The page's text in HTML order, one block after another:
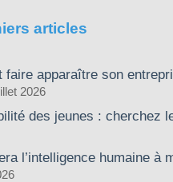
articles
faire apparaître son
2026
des jeunes : cherchez
l’intelligence humaine à